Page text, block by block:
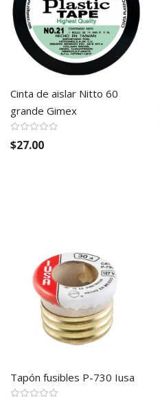
Cinta de aislar Nitto 60
grande Gimex
$27.00
Tapón fusibles P-730 Iusa